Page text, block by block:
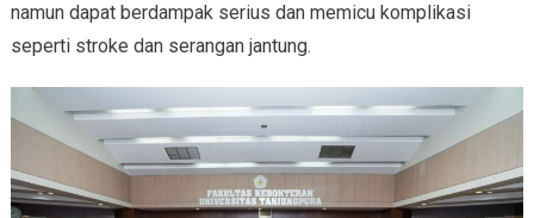
namun dapat berdampak serius dan memicu komplikasi
seperti stroke dan serangan jantung.